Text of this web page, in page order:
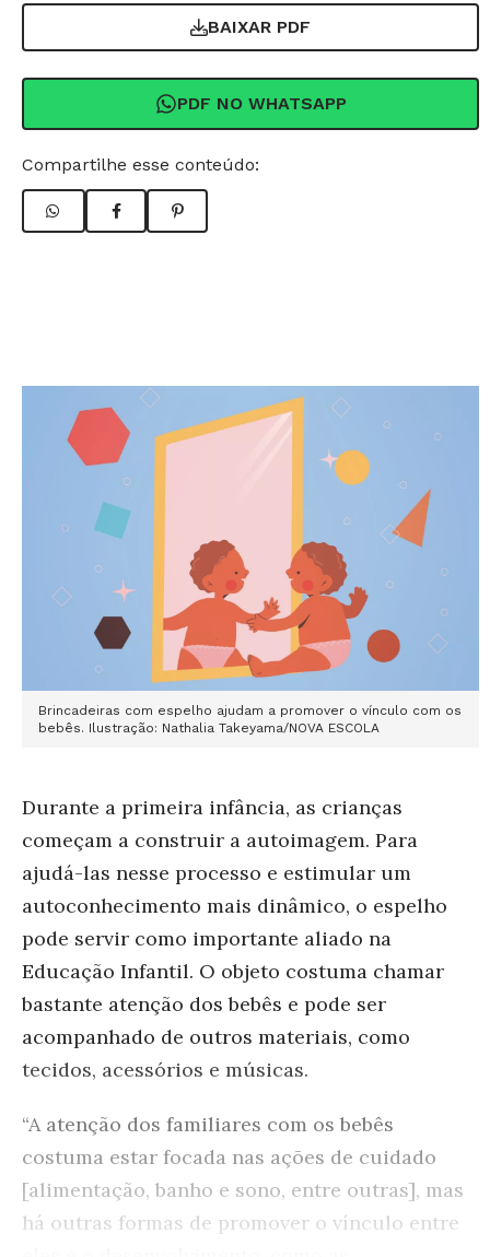
BAIXAR PDF
PDF NO WHATSAPP
Compartilhe esse conteúdo:
Brincadeiras com espelho ajudam a promover o vínculo com os
bebês. Ilustração: Nathalia Takeyama/NOVA ESCOLA
Durante a primeira infância, as crianças
começam a construir a autoimagem. Para
ajudá-las nesse processo e estimular um
autoconhecimento mais dinâmico, o espelho
pode servir como importante aliado na
Educação Infantil. O objeto costuma chamar
bastante atenção dos bebês e pode ser
acompanhado de outros materiais, como
tecidos, acessórios e músicas.
“A atenção dos familiares com os bebês
costuma estar focada nas ações de cuidado
[alimentação, banho e sono, entre outras], mas
há outras formas de promover o vínculo entre